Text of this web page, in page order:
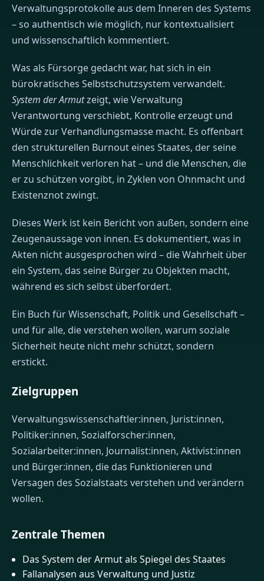
Verwaltungsprotokolle aus dem Inneren des Systems
– so authentisch wie möglich, nur kontextualisiert
und wissenschaftlich kommentiert.
Was als Fürsorge gedacht war, hat sich in ein
bürokratisches Selbstschutzsystem verwandelt.
System der Armutzeigt, wie Verwaltung
Verantwortung verschiebt, Kontrolle erzeugt und
Würde zur Verhandlungsmasse macht. Es offenbart
den strukturellen Burnout eines Staates, der seine
Menschlichkeit verloren hat – und die Menschen, die
er zu schützen vorgibt, in Zyklen von Ohnmacht und
Existenznot zwingt.
Dieses Werk ist kein Bericht von außen, sondern eine
Zeugenaussage von innen. Es dokumentiert, was in
Akten nicht ausgesprochen wird – die Wahrheit über
ein System, das seine Bürger zu Objekten macht,
während es sich selbst überfordert.
Ein Buch für Wissenschaft, Politik und Gesellschaft –
und für alle, die verstehen wollen, warum soziale
Sicherheit heute nicht mehr schützt, sondern
erstickt.
Zielgruppen
Verwaltungswissenschaftler:innen, Jurist:innen,
Politiker:innen, Sozialforscher:innen,
Sozialarbeiter:innen, Journalist:innen, Aktivist:innen
und Bürger:innen, die das Funktionieren und
Versagen des Sozialstaats verstehen und verändern
wollen.
Zentrale Themen
Das System der Armut als Spiegel des Staates
Fallanalysen aus Verwaltung und Justiz